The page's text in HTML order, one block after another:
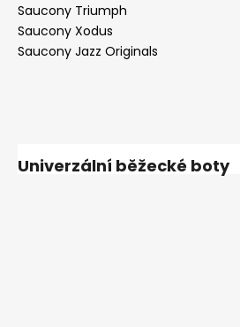
Saucony Triumph
Saucony Xodus
Saucony Jazz Originals
Univerzální běžecké boty